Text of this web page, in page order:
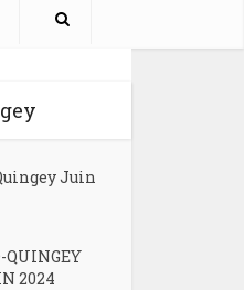
Juin
QUINGEY
2024